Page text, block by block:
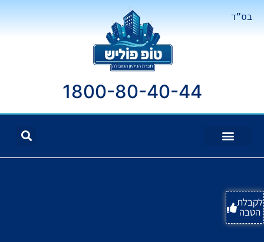
בס"ד
1800-80-40-44
לקבלת
הטבה